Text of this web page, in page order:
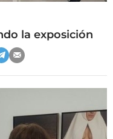
la exposición